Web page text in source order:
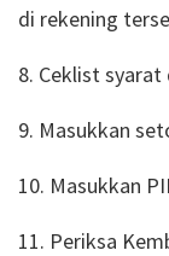
di rekening
8. Ceklist
9. Masukkan
10. Masukkan
11. Periksa